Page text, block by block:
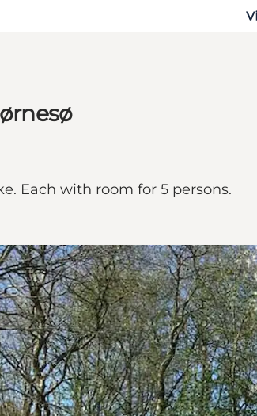
Each with room for 5 persons.